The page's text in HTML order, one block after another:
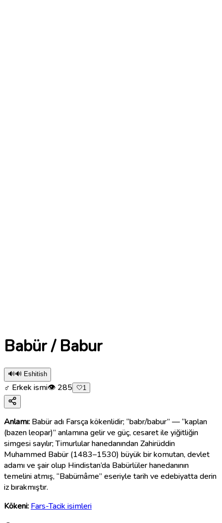
Babür / Babur
🔊🔊 Eshitish
♂ Erkek ismi👁 285 🤍1
Anlamı: Babür adı Farsça kökenlidir; “babr/babur” — “kaplan
(bazen leopar)” anlamına gelir ve güç, cesaret ile yiğitliğin
simgesi sayılır; Timurlular hanedanından Zahirüddin
Muhammed Babür (1483–1530) büyük bir komutan, devlet
adamı ve şair olup Hindistan’da Babürlüler hanedanının
temelini atmış, “Babürnâme” eseriyle tarih ve edebiyatta derin
iz bırakmıştır.
Kökeni: Fars-Tacik isimleri